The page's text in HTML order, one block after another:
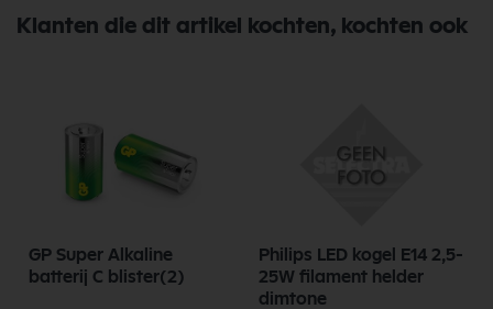
Klanten die dit artikel kochten, kochten ook
GP Super Alkaline
batterij C blister(2)
Philips LED kogel E14 2,5-
25W filament helder
dimtone